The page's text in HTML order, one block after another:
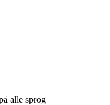
alle sprog